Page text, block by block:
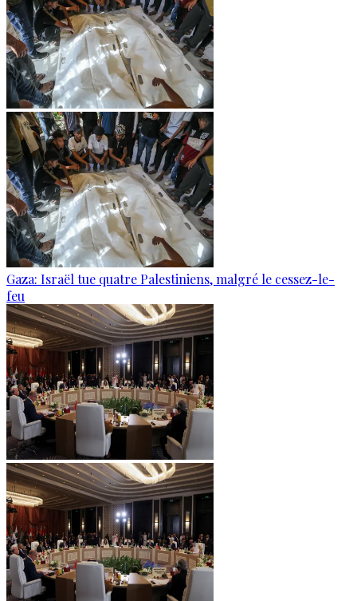
Gaza: Israël tue quatre Palestiniens, malgré le cessez-le-
feu